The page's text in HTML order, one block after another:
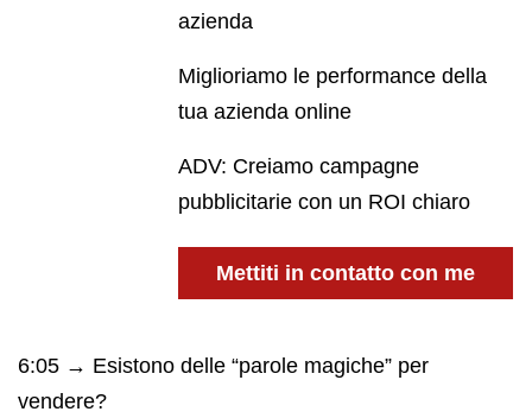
azienda
Miglioriamo le performance della
tua azienda online
ADV: Creiamo campagne
pubblicitarie con un ROI chiaro
Mettiti in contatto con me
6:05 → Esistono delle “parole magiche” per
vendere?